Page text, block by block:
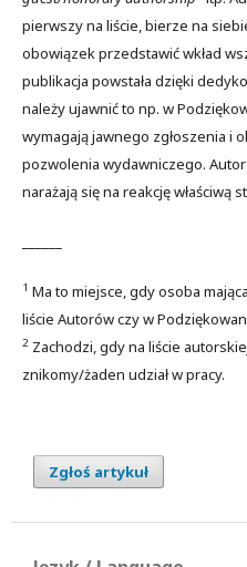
pierwszy na liście, bierze na
obowiązek przedstawić wkład
publikacja powstała dzięki
należy ujawnić to np. w
wymagają jawnego zgłoszenia i
pozwolenia wydawniczego.
narażają się na reakcję właściwą
1 Ma to miejsce, gdy osoba
liście Autorów czy w
2 Zachodzi, gdy na liście
znikomy/żaden udział w pracy.
Zgłoś artykuł